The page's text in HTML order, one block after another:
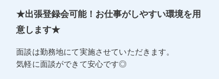
★出張登録会可能！お仕事がしやすい環境を用
意します★
面談は勤務地にて実施させていただきます。
気軽に面談ができて安心です◎